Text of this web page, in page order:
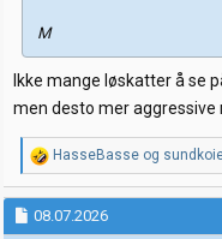
M
Ikke mange løskatter å se
men desto mer aggressive
R
e
a
k
HasseBasse og
08.07.2026